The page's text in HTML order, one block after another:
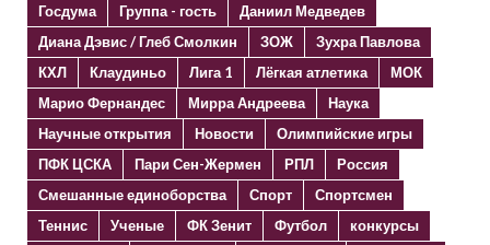
Госдума
Группа - гость
Даниил Медведев
Диана Дэвис / Глеб Смолкин
ЗОЖ
Зухра Павлова
КХЛ
Клаудиньо Лига 1 Лёгкая атлетика
МОК
Марио Фернандес
Мирра Андреева
Наука
Научные открытия
Новости
Олимпийские игры
ПФК ЦСКА
Пари Сен-Жермен РПЛ
Россия
Смешанные единоборства
Спорт
Спортсмен
Теннис
Ученые ФК Зенит Футбол
конкурсы